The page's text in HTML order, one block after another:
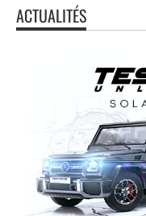
ACTUALITÉS